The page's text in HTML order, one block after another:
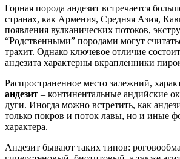
Горная порода андезит встречается
странах, как Армения, Средняя Азия,
появления вулканических потоков,
“Родственными” породами могут
трахит. Однако ключевое отличие
андезита характерны вкрапленники
Распространенное место залежний,
андезит – континентальные андийские
дуги. Иногда можно встретить, как
только покров и поток лавы, но и иные
характера.
Андезит бывают таких типов: